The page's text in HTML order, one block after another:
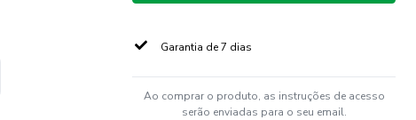
Garantia de 7 dias
Ao comprar o produto, as instruções de acesso
serão enviadas para o seu email.